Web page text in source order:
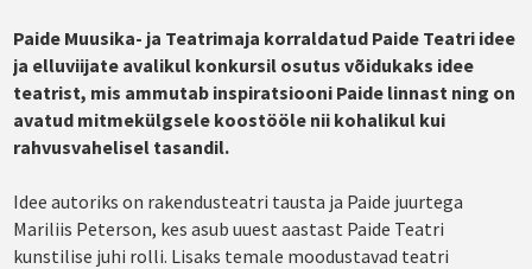
Paide Muusika- ja Teatrimaja korraldatud Paide Teatri idee
ja elluviijate avalikul konkursil osutus võidukaks idee
teatrist, mis ammutab inspiratsiooni Paide linnast ning on
avatud mitmekülgsele koostööle nii kohalikul kui
rahvusvahelisel tasandil.
Idee autoriks on rakendusteatri tausta ja Paide juurtega
Mariliis Peterson, kes asub uuest aastast Paide Teatri
kunstilise juhi rolli. Lisaks temale moodustavad teatri